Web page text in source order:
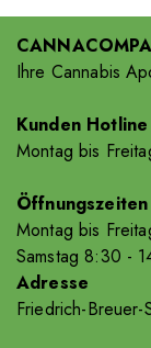
Ihre Cannabis
Kunden Hotline
Montag bis
Montag bis
Samstag 8:30 -
Adresse
Friedrich-